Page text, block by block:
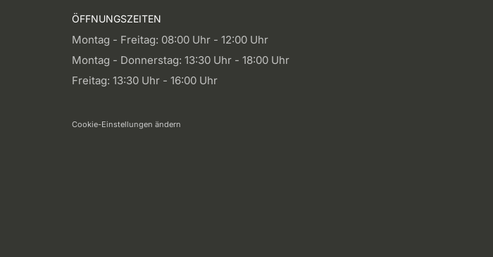
ÖFFNUNGSZEITEN
Montag - Freitag: 08:00 Uhr - 12:00 Uhr
Montag - Donnerstag: 13:30 Uhr - 18:00 Uhr
Freitag: 13:30 Uhr - 16:00 Uhr
Cookie-Einstellungen ändern